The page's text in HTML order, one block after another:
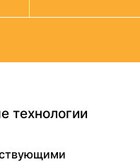
технологии